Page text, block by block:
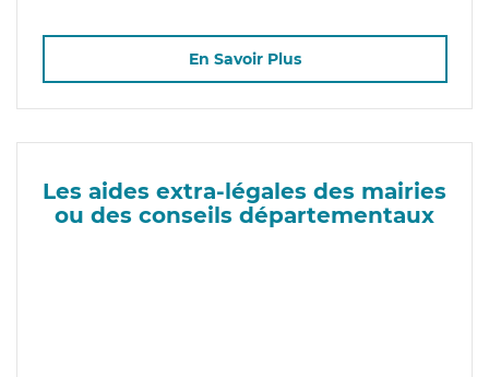
En Savoir Plus
Les aides extra-légales des mairies
ou des conseils départementaux